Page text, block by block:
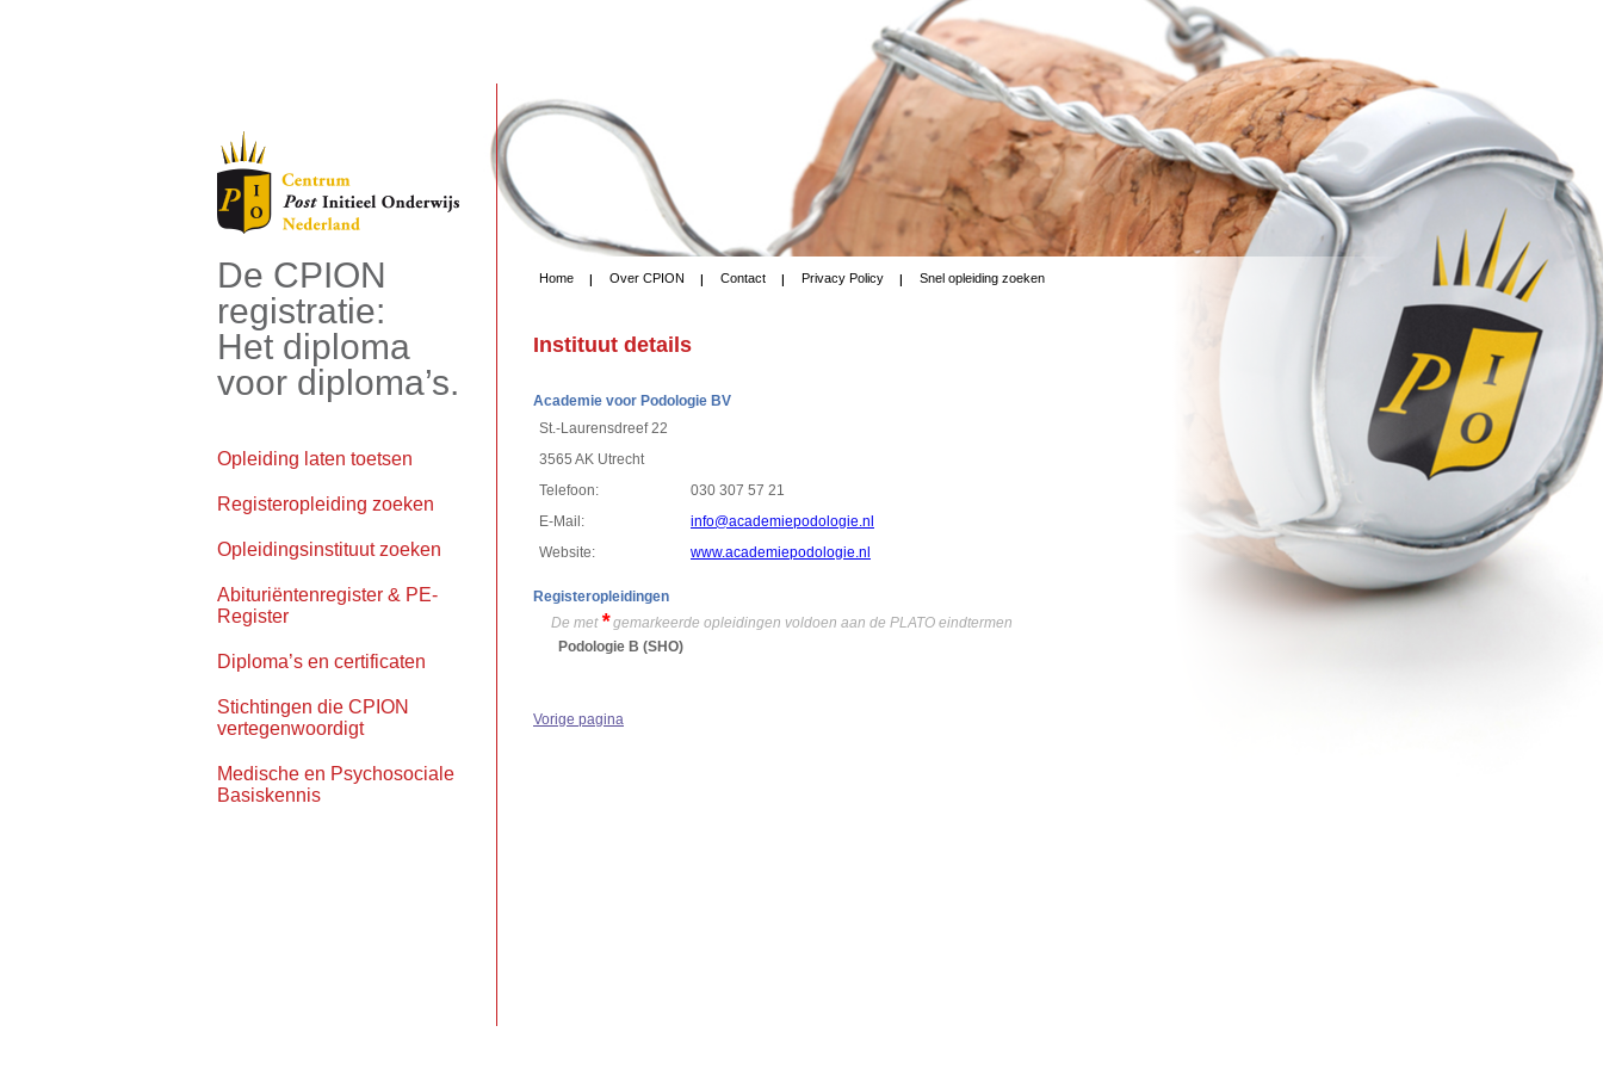
De CPION
registratie:
Het diploma
voor diploma’s.
Opleiding laten toetsen
Registeropleiding zoeken
Opleidingsinstituut zoeken
Abituriëntenregister & PE-
Register
Diploma’s en certificaten
Stichtingen die CPION
vertegenwoordigt
Medische en Psychosociale
Basiskennis
Home Over CPION Contact Privacy Policy Snel opleiding zoeken
Instituut details
Academie voor Podologie BV
St.-Laurensdreef 22
3565 AK Utrecht
Telefoon:
030 307 57 21
E-Mail:
info@academiepodologie.nl
Website:
www.academiepodologie.nl
Registeropleidingen
De met *gemarkeerde opleidingen voldoen aan de PLATO eindtermen
Podologie B (SHO)
Vorige pagina